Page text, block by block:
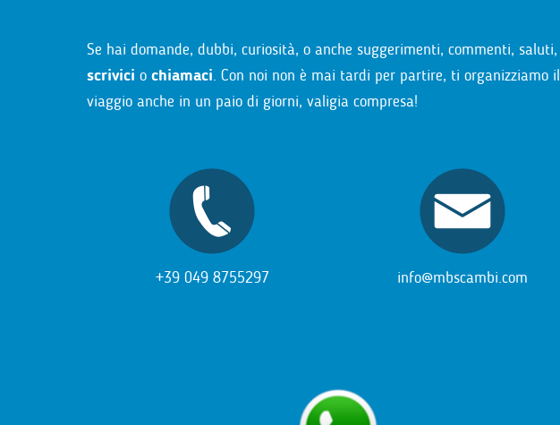
Se hai domande, dubbi, curiosità, o anche suggerimenti, commenti, saluti,
scrivici o chiamaci. Con noi non è mai tardi per partire, ti organizziamo il
viaggio anche in un paio di giorni, valigia compresa!
+39 049 8755297 info@mbscambi.com